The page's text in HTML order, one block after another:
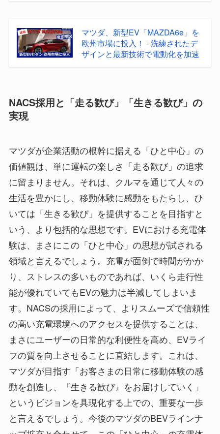
マツダ、新型EV「MAZDA6e」を
欧州市場に投入！ - 洗練されたデ
ザインと最新技術で電動化を加速
NACS採用と「走る歓び」「生きる歓び」の
実現
マツダが企業活動の根幹に据える「ひと中心」の
価値観は、単に運転の楽しさ「走る歓び」の追求
に留まりません。それは、クルマを通じて人々の
生活を豊かにし、移動体験に感動をもたらし、ひ
いては「生きる歓び」を提供することを目指すと
いう、より包括的な思想です。EVにおける充電体
験は、まさにこの「ひと中心」の思想が試される
領域と言えるでしょう。充電が面倒で時間がかか
り、ストレスの多いものであれば、いくら走行性
能が優れていてもEVの魅力は半減してしまいま
す。NACSの採用によって、よりスムーズで信頼性
の高い充電環境へのアクセスを提供することは、
まさにユーザーの日常的な利便性を高め、EVライ
フの質を向上させることに直結します。これは、
マツダが目指す「お客さまの日常に移動体験の感
動を創造し、『生きる歓び』をお届けしていく」
というビジョンを具現化する上での、重要な一歩
と言えるでしょう。今後のマツダのBEVラインナ